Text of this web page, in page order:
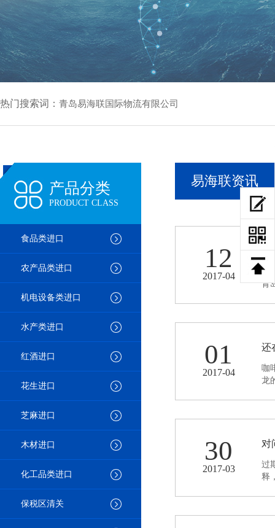
热门搜索词： 青岛易海联国际物流有限公司
产品分类
PRODUCT CLASS
食品类进口
农产品类进口
机电设备类进口
水产类进口
红酒进口
花生进口
芝麻进口
木材进口
化工品类进口
保税区清关
易海联资讯
12
2017-04
进
青
青
01
2017-04
还
咖
龙
30
2017-03
对
过
释